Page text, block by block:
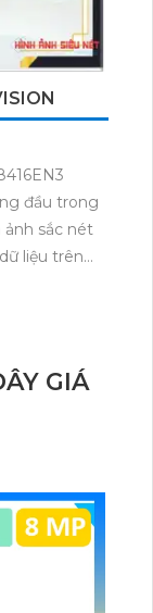
đầu cho các
an ninh.
đầu trong
ảnh sắc nét
liệu trên
lượng cao.
nhận
bạn xác
GIÁ